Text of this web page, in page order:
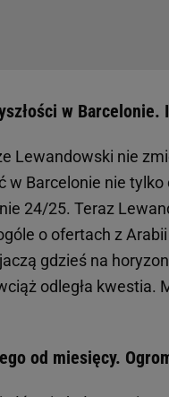
w Barcelonie.
Lewandowski nie
w Barcelonie nie
24/25. Teraz
o ofertach z
gdzieś na
odległa kwestia.
od miesięcy.